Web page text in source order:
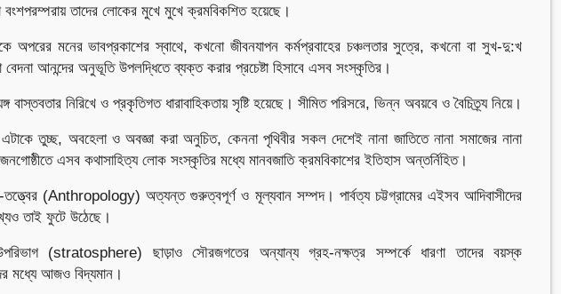
বংশপরম্পরায় তাদের লোকের মুখে মুখে ক্রমবিকশিত হয়েছে।
অপরের মনের ভাবপ্রকাশের স্বাথে, কখনো জীবনযাপন কর্মপ্রবাহের চঞ্চলতার সুত্রে, কখনো বা সুখ-দু:খ
বেদনা আনন্দের অনুভূতি উপলদ্ধিতে ব্যক্ত করার প্রচেষ্টা হিসাবে এসব সংস্কৃতির।
বাস্তবতার নিরিখে ও প্রকৃতিগত ধারাবাহিকতায় সৃষ্টি হয়েছে। সীমিত পরিসরে, ভিন্ন অবয়বে ও বৈচিত্র্য নিয়ে।
তুচ্ছ, অবহেলা ও অবজ্ঞা করা অনুচিত, কেননা পৃথিবীর সকল দেশেই নানা জাতিতে নানা সমাজের নানা
জনগোষ্ঠীতে এসব কথাসাহিত্য লোক সংস্কৃতির মধ্যে মানবজাতি ক্রমবিকাশের ইতিহাস অন্তর্নিহিত।
(Anthropology) অত্যন্ত গুরুত্বপূর্ণ ও মূল্যবান সম্পদ। পার্বত্য চট্টগ্রামের এইসব আদিবাসীদের
তাই ফুটে উঠেছে।
(stratosphere) ছাড়াও সৌরজগতের অন্যান্য গ্রহ-নক্ষত্র সম্পর্কে ধারণা তাদের বয়স্ক
মধ্যে আজও বিদ্যমান।